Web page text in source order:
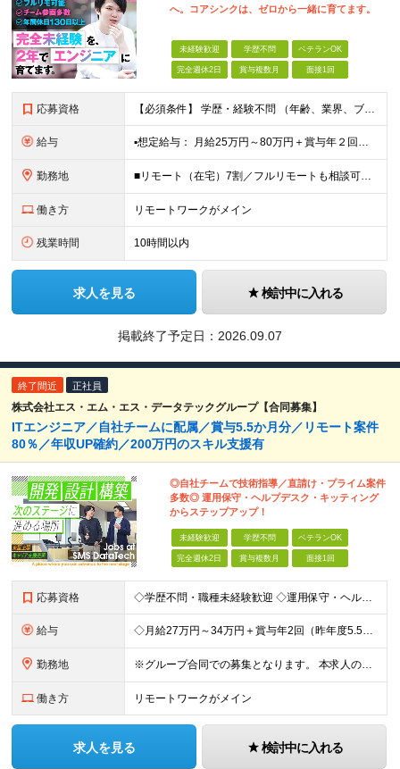
へ。コアシンクは、ゼロから一緒に育てます。
未経験歓迎 学歴不問 ベテランOK
完全週休2日 賞与複数月 面接1回
応募資格 【必須条件】 学歴・経験不問 （年齢、業界、ブランクの有無は問いません） 【こんな思いの方を、特に歓迎します】 「IT業界に憧れているけど、自分にもできるのか不安」 「異業種から転職して、新しいキ
給与 ▪️想定給与： 月給25万円～80万円＋賞与年２回＋各種手当 ★前職の給与額は保証します！ 【手当一覧】 ■住宅手当 ■交通費 ■時間外手当 ■引越し手当（規程あり） ※月給は経験・スキルを考慮
勤務地 ■リモート（在宅）7割／フルリモートも相談可能 ■一都三県を中心に各地のプロジェクト先 ※プロジェクトは本人の希望を最大限考慮し相談のうえで決定 ※転居を伴う転勤なし 【本社】 東京都千代田区外神田
働き方 リモートワークがメイン
残業時間 10時間以内
求人を見る 検討中に入れる
掲載終了予定日： 2026.09.07
終了間近 正社員
株式会社エス・エム・エス・データテックグループ【合同募集】
ITエンジニア／自社チームに配属／賞与5.5か月分／リモート案件
80％／年収UP確約／200万円のスキル支援有
◎自社チームで技術指導／直請け・プライム案件
多数◎ 運用保守・ヘルプデスク・キッティング
からステップアップ！
未経験歓迎 学歴不問 ベテランOK
完全週休2日 賞与複数月 面接1回
応募資格 ◇学歴不問・職種未経験歓迎 ◇運用保守・ヘルプデスクなど…IT業界の経験があればOK ◎第二新卒歓迎 必須条件―MUST― ○IT業界の経験がある方 運用保守・ヘルプデスク・キッティングなど… まず
給与 ◇月給27万円～34万円＋賞与年2回（昨年度5.5カ月分） ★前職の給与を保証します！ ※残業代全額支給 ※一律手当を含む ※今までの経験・スキルを考慮のうえ決定 ＼豊かな経験をお持ちの方は加給優
勤務地 ※グループ合同での募集となります。 本求人の雇用は「 株式会社エス・エム・エス・データテック 」となります。 ◇転勤なし ◇8割がリモート案件 ◇東京・大阪・名古屋の拠点、またはプロジェクト先へ配
働き方 リモートワークがメイン
求人を見る 検討中に入れる